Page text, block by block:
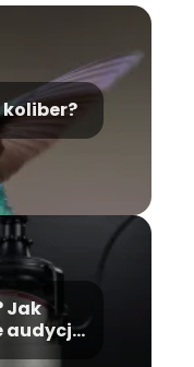
Jak
audycje